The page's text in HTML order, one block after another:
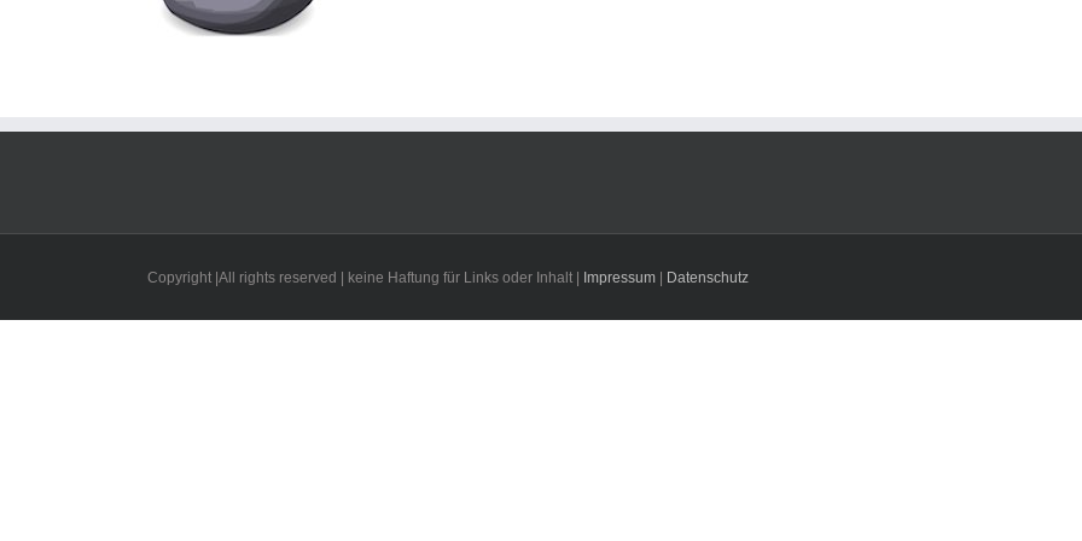
Copyright |All rights reserved | keine Haftung für Links oder Inhalt | Impressum Datenschutz